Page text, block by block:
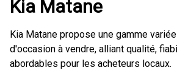
Kia Matane
Kia Matane propose une gamme
d'occasion à vendre, alliant qualité,
abordables pour les acheteurs locaux.